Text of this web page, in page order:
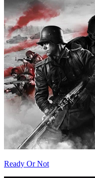
Ready Or Not